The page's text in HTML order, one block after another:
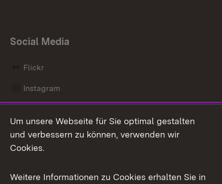
Social Media
Flickr
Instagram
Mastodon
Messenger
Social Wall
Um unsere Webseite für Sie optimal gestalten
und verbessern zu können, verwenden wir
Cookies.
Weitere Informationen zu Cookies erhalten Sie in